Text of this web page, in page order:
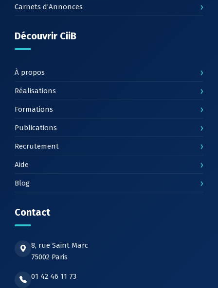
Carnets d’Annonces ›
Découvrir CiiB
À propos ›
Réalisations ›
Formations ›
Publications ›
Recrutement ›
Aide ›
Blog ›
Contact
8, rue Saint Marc
75002 Paris
01 42 46 11 73